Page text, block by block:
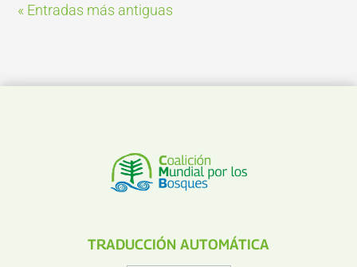
« Entradas más antiguas
TRADUCCIÓN AUTOMÁTICA